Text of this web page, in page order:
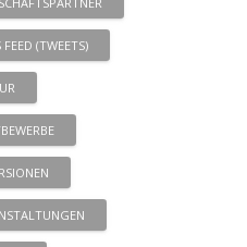
FEED (TWEETS)